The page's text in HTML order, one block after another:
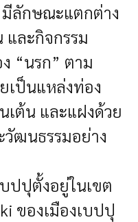
ลักษณะแตกต่าง
ละกิจกรรม
“นรก” ตาม
เป็นแหล่งท่อง
ต้น และแฝงด้วย
ฒนธรรมอย่าง
ปปุตั้งอยู่ในเขต
ของเมืองเบปปุ